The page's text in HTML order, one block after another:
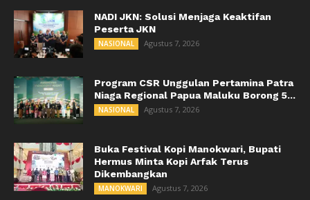
NADI JKN: Solusi Menjaga Keaktifan
Peserta JKN
NASIONAL Agustus 7, 2026
Program CSR Unggulan Pertamina Patra
Niaga Regional Papua Maluku Borong 5...
NASIONAL Agustus 7, 2026
Buka Festival Kopi Manokwari, Bupati
Hermus Minta Kopi Arfak Terus
Dikembangkan
MANOKWARI Agustus 7, 2026